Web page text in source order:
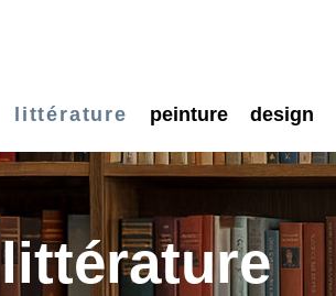
littérature peinture design
littérature